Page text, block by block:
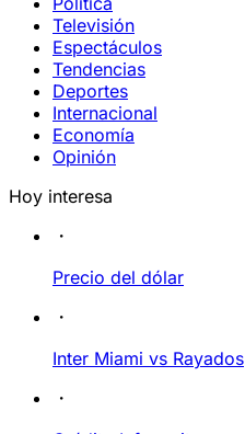
Televisión
Espectáculos
Tendencias
Deportes
Internacional
Economía
Opinión
Hoy interesa
Precio del dólar
Inter Miami vs Rayados